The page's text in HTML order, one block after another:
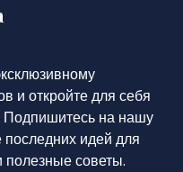
и откройте для себя
Подпишитесь на нашу
последних идей для
полезные советы.